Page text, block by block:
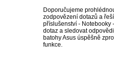
Doporučujeme
zodpovězení dotazů a
příslušenství - Notebooky
dotaz a sledovat
batohy Asus úspěšně
funkce.